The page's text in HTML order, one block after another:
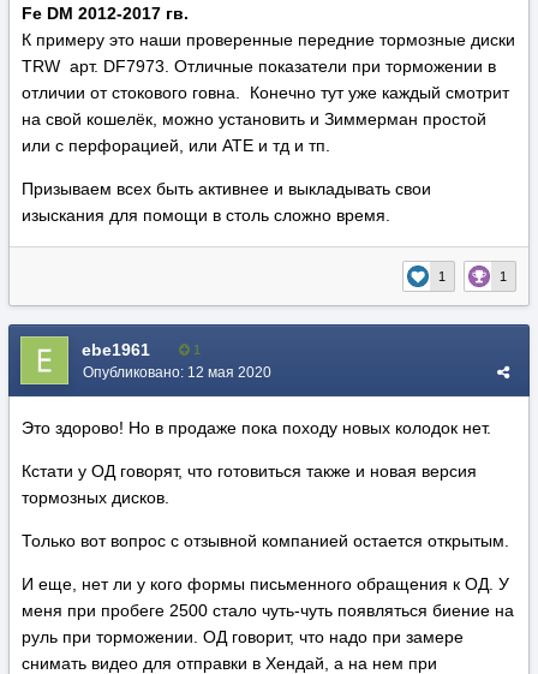
Fe DM 2012-2017 гв.
К примеру это наши проверенные передние тормозные диски
TRW арт. DF7973. Отличные показатели при торможении в
отличии от стокового говна. Конечно тут уже каждый смотрит
на свой кошелёк, можно установить и Зиммерман простой
или с перфорацией, или АТЕ и тд и тп.
Призываем всех быть активнее и выкладывать свои
изыскания для помощи в столь сложно время.
1 1
ebe1961 1
Опубликовано: 12 мая 2020
Это здорово! Но в продаже пока походу новых колодок нет.
Кстати у ОД говорят, что готовиться также и новая версия
тормозных дисков.
Только вот вопрос с отзывной компанией остается открытым.
И еще, нет ли у кого формы письменного обращения к ОД. У
меня при пробеге 2500 стало чуть-чуть появляться биение на
руль при торможении. ОД говорит, что надо при замере
снимать видео для отправки в Хендай, а на нем при